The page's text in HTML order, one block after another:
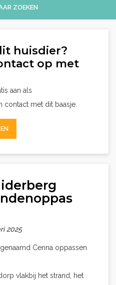
ZOEKEN
huisdier?
op met
aan als
contact met dit baasje.
2025
Cenna oppassen
vlakbij het strand, het